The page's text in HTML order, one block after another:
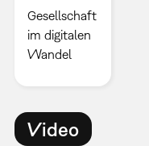
Gesellschaft
im digitalen
Wandel
Video